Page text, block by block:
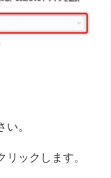
い。
リックします。